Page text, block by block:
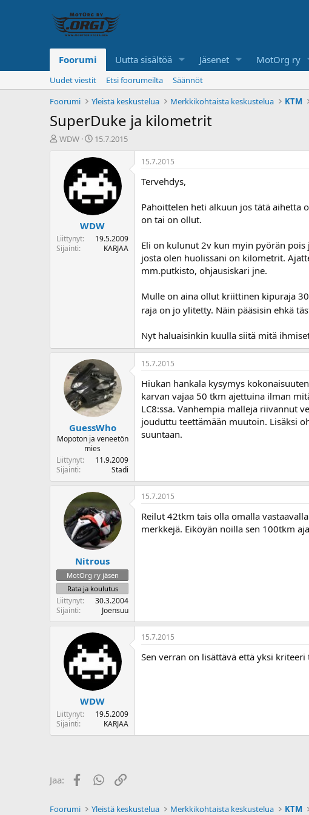
Foorumi Uutta sisältöä Jäsenet MotOrg ry
Uudet viestit Etsi foorumeilta
Säännöt
Foorumi
Yleistä keskustelua Merkkikohtaista keskustelua KTM
SuperDuke ja kilometrit
K
u
n
WDW
A
o
t
u
s
p
ä
15.7.2015
WDW
Liittynyt
19.5.2009
Sijainti
KARJAA
15.7.2015
Tervehdys,
Pahoittelen heti alkuun jos tätä aihetta
on tai on ollut.
Eli on kulunut 2v kun myin pyörän pois
josta olen huolissani on kilometrit.
mm.putkisto, ohjausiskari jne.
Mulle on aina ollut kriittinen kipuraja
raja on jo ylitetty. Näin pääsisin ehkä
Nyt haluaisinkin kuulla siitä mitä
GuessWho
Mopoton ja veneetön
mies
Liittynyt
11.9.2009
Sijainti
Stadi
15.7.2015
Hiukan hankala kysymys
karvan vajaa 50 tkm ajettuina ilman
LC8:ssa. Vanhempia malleja riivannut
jouduttu teettämään muutoin. Lisäksi
suuntaan.
Nitrous
MotOrg ry jäsen
Rata ja koulutus
Liittynyt
30.3.2004
Sijainti
Joensuu
15.7.2015
Reilut 42tkm tais olla omalla
merkkejä. Eiköyän noilla sen 100tkm
WDW
Liittynyt
19.5.2009
Sijainti
KARJAA
15.7.2015
Sen verran on lisättävä että yksi
Jaa: FacebookWhatsApp
Linkki
Foorumi Yleistä keskustelua Merkkikohtaista keskustelua KTM